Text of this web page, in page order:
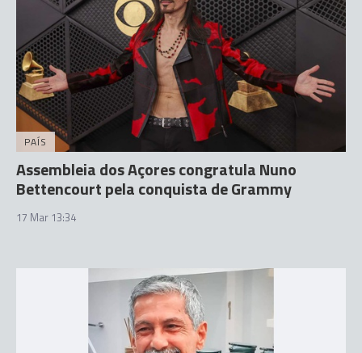
PAÍS
Assembleia dos Açores congratula Nuno
Bettencourt pela conquista de Grammy
17 Mar 13:34